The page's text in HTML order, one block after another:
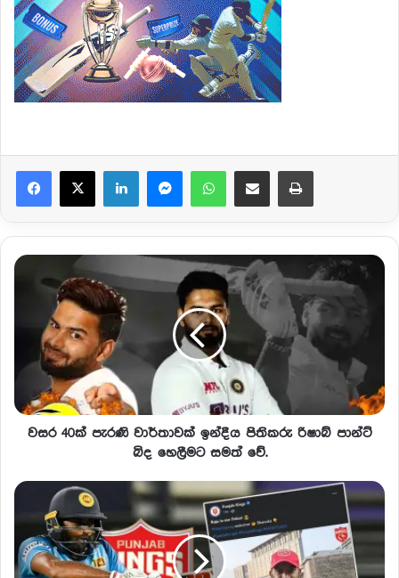
වසර 40ක් පැරණි වාර්තාවක් ඉන්දීය පිතිකරු රිෂාබ් පාන්ට්
බිද හෙලීමට සමත් වේ.